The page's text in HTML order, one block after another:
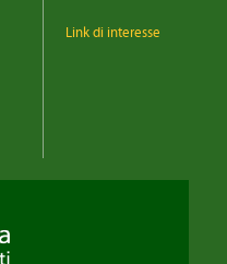
Link di interesse